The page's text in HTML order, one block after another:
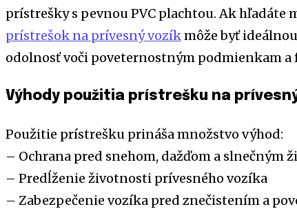
prístrešky s pevnou PVC plachtou. Ak hľadáte
prístrešok na prívesný vozíkmôže byť
odolnosť voči poveternostným podmienkam
Výhody použitia prístrešku na
Použitie prístrešku prináša množstvo výhod:
– Ochrana pred snehom, dažďom a slnečným
– Predĺženie životnosti prívesného vozíka
– Zabezpečenie vozíka pred znečistením a